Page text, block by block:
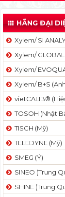
HÃNG ĐẠI
Xylem/ SI
Xylem/ GLOBAL
Xylem/
Xylem/ B+S
vietCALIB®
TOSOH (Nhật
TISCH (Mỹ)
TELEDYNE (Mỹ)
SMEG (Ý)
SINEO (Trung
SHINE (Trung